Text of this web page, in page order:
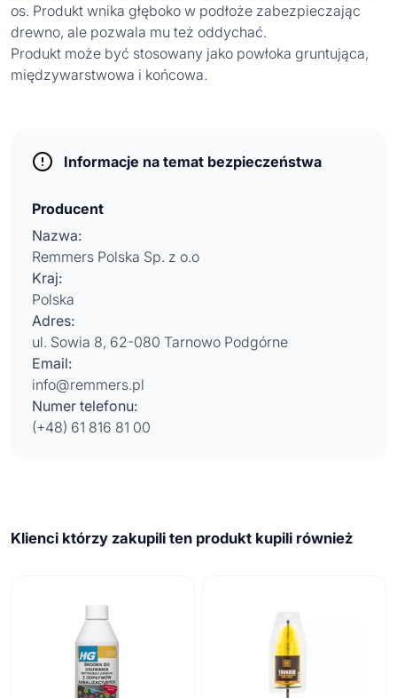
os. Produkt wnika głęboko w podłoże zabezpieczając
drewno, ale pozwala mu też oddychać.
Produkt może być stosowany jako powłoka gruntująca,
międzywarstwowa i końcowa.
Informacje na temat bezpieczeństwa
Producent
Nazwa:
Remmers Polska Sp. z o.o
Kraj:
Polska
Adres:
ul. Sowia 8, 62-080 Tarnowo Podgórne
Email:
info@remmers.pl
Numer telefonu:
(+48) 61 816 81 00
Klienci którzy zakupili ten produkt kupili również